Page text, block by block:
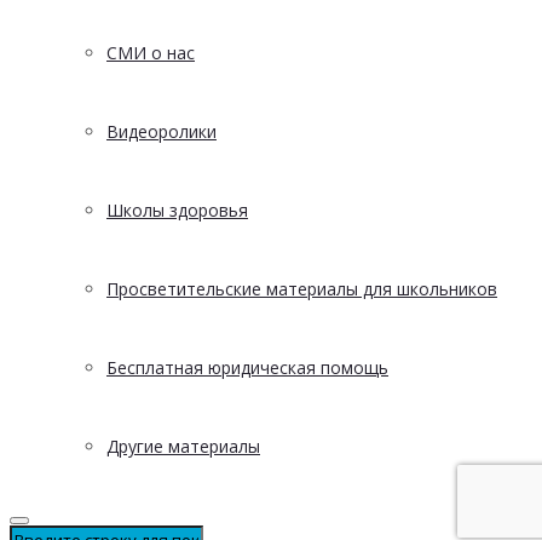
СМИ о нас
Видеоролики
Школы здоровья
Просветительские материалы для школьников
Бесплатная юридическая помощь
Другие материалы